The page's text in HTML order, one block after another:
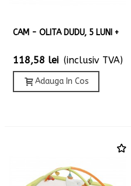
CAM - OLITA DUDU, 5 LUNI +
118,58 lei (inclusiv TVA)
Adauga In Cos